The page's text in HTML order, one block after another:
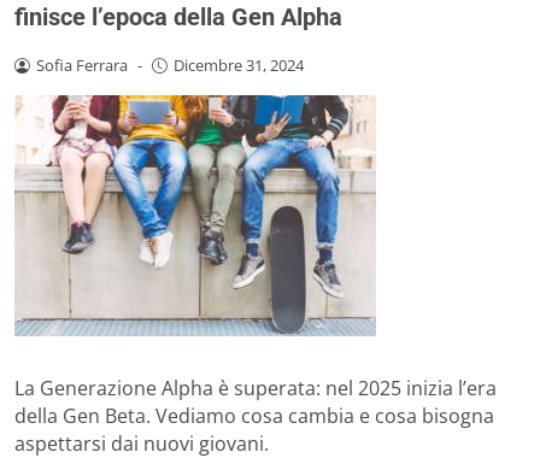
finisce l’epoca della Gen Alpha
Sofia Ferrara - Dicembre 31, 2024
La Generazione Alpha è superata: nel 2025 inizia l’era
della Gen Beta. Vediamo cosa cambia e cosa bisogna
aspettarsi dai nuovi giovani.